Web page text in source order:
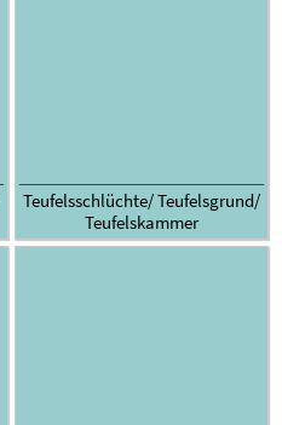
Teufelsschlüchte/ Teufelsgrund/
Teufelskammer